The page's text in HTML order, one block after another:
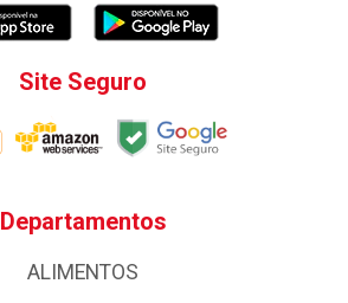
Site Seguro
Departamentos
ALIMENTOS